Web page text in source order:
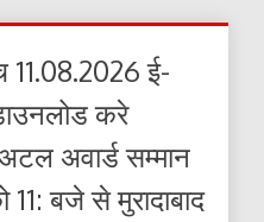
ई-
करे
अवार्ड सम्मान
बजे से मुरादाबाद